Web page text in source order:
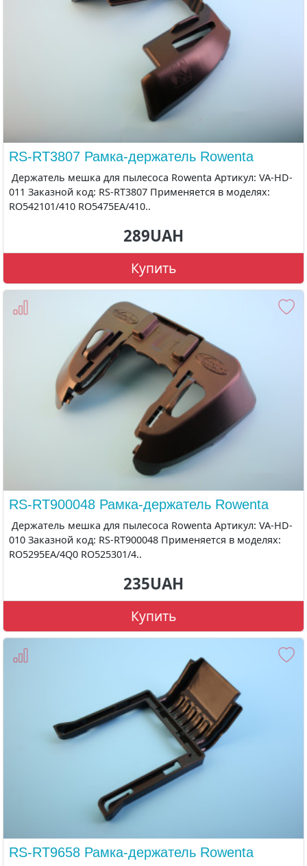
RS-RT3807 Рамка-держатель Rowenta
Держатель мешка для пылесоса Rowenta Артикул: VA-HD-
011 Заказной код: RS-RT3807 Применяется в моделях:
RO542101/410 RO5475EA/410..
289UAH
Купить
RS-RT900048 Рамка-держатель Rowenta
Держатель мешка для пылесоса Rowenta Артикул: VA-HD-
010 Заказной код: RS-RT900048 Применяется в моделях:
RO5295EA/4Q0 RO525301/4..
235UAH
Купить
RS-RT9658 Рамка-держатель Rowenta